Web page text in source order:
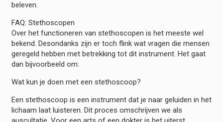
beleven.
FAQ: Stethoscopen
Over het functioneren van stethoscopen is het meeste wel
bekend. Desondanks zijn er toch flink wat vragen die mensen
geregeld hebben met betrekking tot dit instrument. Het gaat
dan bijvoorbeeld om:
Wat kun je doen met een stethoscoop?
Een stethoscoop is een instrument dat je naar geluiden in het
lichaam laat luisteren. Dit proces omschrijven we als